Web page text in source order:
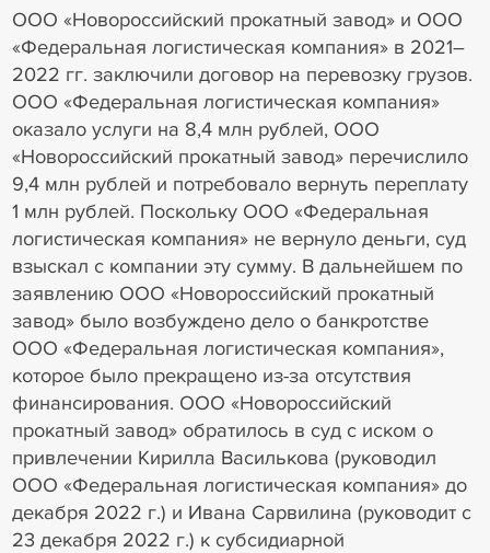
ООО «Новороссийский прокатный завод» и ООО
«Федеральная логистическая компания» в 2021–
2022 гг. заключили договор на перевозку грузов.
ООО «Федеральная логистическая компания»
оказало услуги на 8,4 млн рублей, ООО
«Новороссийский прокатный завод» перечислило
9,4 млн рублей и потребовало вернуть переплату
1 млн рублей. Поскольку ООО «Федеральная
логистическая компания» не вернуло деньги, суд
взыскал с компании эту сумму. В дальнейшем по
заявлению ООО «Новороссийский прокатный
завод» было возбуждено дело о банкротстве
ООО «Федеральная логистическая компания»,
которое было прекращено из-за отсутствия
финансирования. ООО «Новороссийский
прокатный завод» обратилось в суд с иском о
привлечении Кирилла Василькова (руководил
ООО «Федеральная логистическая компания» до
декабря 2022 г.) и Ивана Сарвилина (руководит с
23 декабря 2022 г.) к субсидиарной